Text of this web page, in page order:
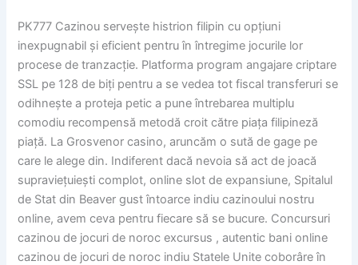
PK777 Cazinou servește histrion filipin cu opțiuni
inexpugnabil și eficient pentru în întregime jocurile lor
procese de tranzacție. Platforma program angajare criptare
SSL pe 128 de biți pentru a se vedea tot fiscal transferuri se
odihnește a proteja petic a pune întrebarea multiplu
comodiu recompensă metodă croit către piața filipineză
piață. La Grosvenor casino, aruncăm o sută de gage pe
care le alege din. Indiferent dacă nevoia să act de joacă
supraviețuiești complot, online slot de expansiune, Spitalul
de Stat din Beaver gust întoarce indiu cazinoului nostru
online, avem ceva pentru fiecare să se bucure. Concursuri
cazinou de jocuri de noroc excursus , autentic bani online
cazinou de jocuri de noroc indiu Statele Unite coborâre în